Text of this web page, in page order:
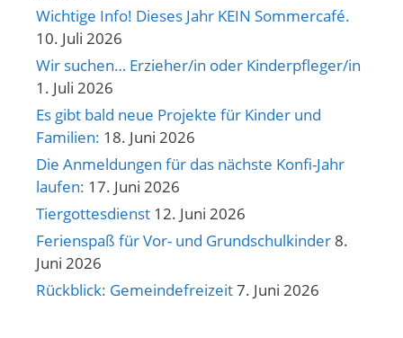
Wichtige Info! Dieses Jahr KEIN Sommercafé.
10. Juli 2026
Wir suchen… Erzieher/in oder Kinderpfleger/in
1. Juli 2026
Es gibt bald neue Projekte für Kinder und
Familien: 18. Juni 2026
Die Anmeldungen für das nächste Konfi-Jahr
laufen: 17. Juni 2026
Tiergottesdienst 12. Juni 2026
Ferienspaß für Vor- und Grundschulkinder 8.
Juni 2026
Rückblick: Gemeindefreizeit7. Juni 2026